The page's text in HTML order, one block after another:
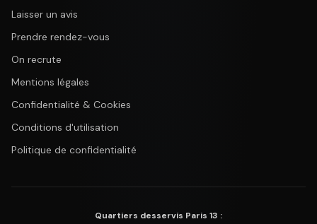
Laisser un avis
Prendre rendez-vous
On recrute
Mentions légales
Confidentialité & Cookies
Conditions d'utilisation
Politique de confidentialité
Quartiers desservis Paris 13 :